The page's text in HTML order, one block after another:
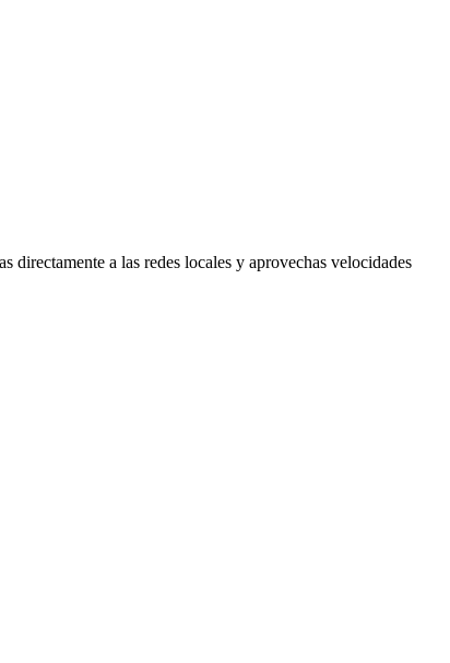
directamente a las redes locales y aprovechas velocidades